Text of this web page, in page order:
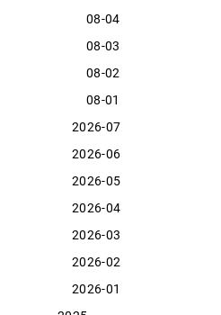
08-04
08-03
08-02
08-01
2026-07
2026-06
2026-05
2026-04
2026-03
2026-02
2026-01